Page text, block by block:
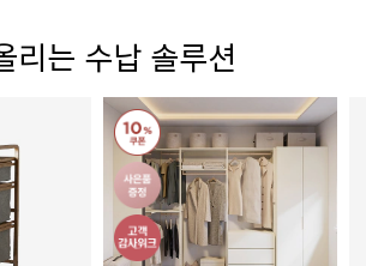
리는 수납 솔루션